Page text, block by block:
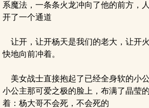
系魔法，一条条火龙冲向了他的前方，
开了一个通道
让开，让开杨天是我们的老大，让开
快地向前冲着。
美女战士直接抱起了已经全身软的小公
小公主那可爱之极的脸上，布满了晶莹
着：杨大哥不会死，不会死的